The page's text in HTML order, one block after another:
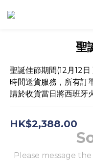
聖
聖誕佳節期間(12月12
時間送貨服務，所有訂
請於收貨當日將西班牙
HK$2,388.00
Please message